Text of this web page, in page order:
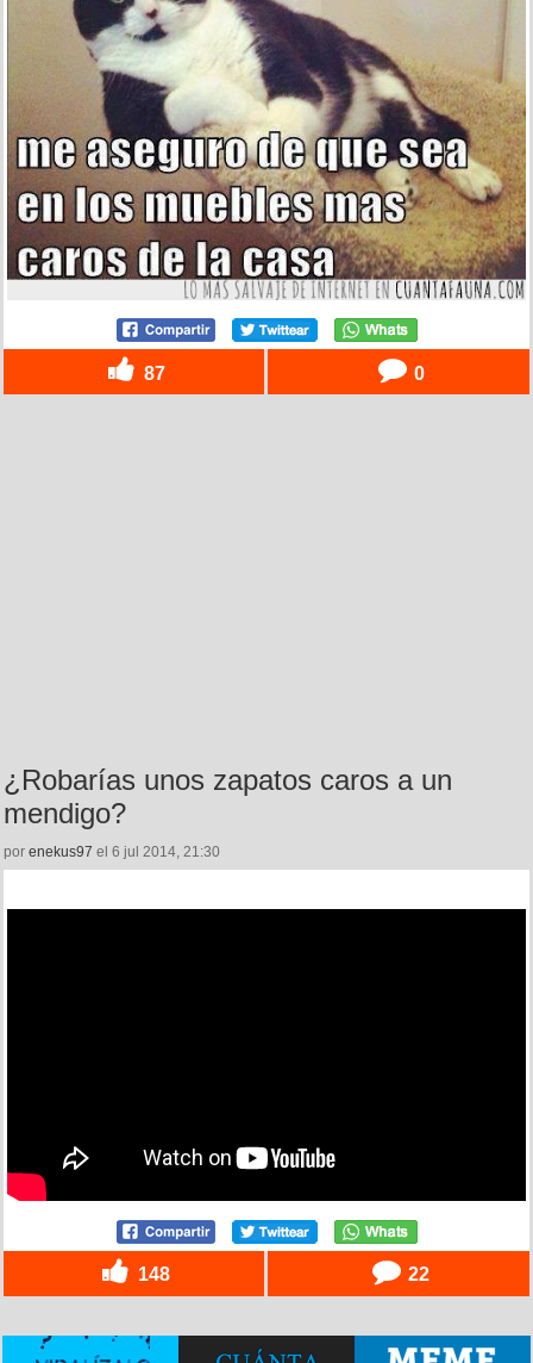
87 0
¿Robarías unos zapatos caros a un
mendigo?
por enekus97 el 6 jul 2014, 21:30
148 22